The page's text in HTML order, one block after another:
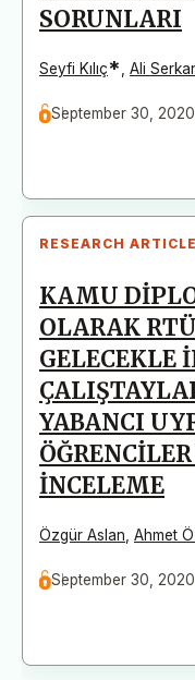
SORUNLARI
Seyfi Kılıç* Ali
September 30, 2020
RESEARCH ARTICLE
KAMU
OLARAK
GELECEKLE
YABANCI
İNCELEME
Özgür Aslan Ahmet
September 30, 2020